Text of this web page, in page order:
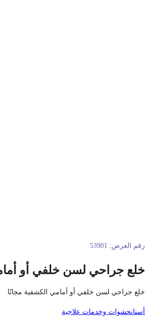
العرض: 53901
جراحي لسن خلفي أو أمامي
جراحي لسن خلفي أو أمامي الكشفية مجانًا
حشوات وخدمات علاجية